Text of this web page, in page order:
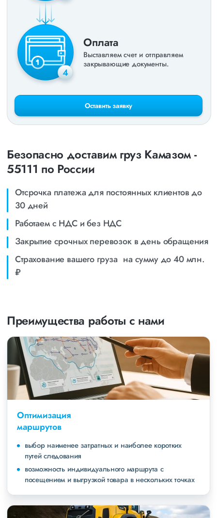
4
Оплата
Выставляем счет и отправляем
закрывающие документы.
Оставить заявку
Безопасно доставим груз Камазом -
55111 по России
Отсрочка платежа для постоянных клиентов до
30 дней
Работаем с НДС и без НДС
Закрытие срочных перевозок в день обращения
Страхование вашего груза на сумму до 40 млн.
₽
Преимущества работы с нами
Оптимизация
маршрутов
выбор наименее затратных и наиболее коротких
путей следования
возможность индивидуального маршрута с
посещением и выгрузкой товара в нескольких точках